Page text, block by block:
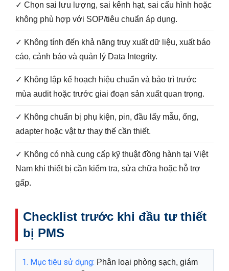
✓ Chọn sai lưu lượng, sai kênh hạt, sai cấu hình hoặc
không phù hợp với SOP/tiêu chuẩn áp dụng.
✓ Không tính đến khả năng truy xuất dữ liệu, xuất báo
cáo, cảnh báo và quản lý Data Integrity.
✓ Không lập kế hoạch hiệu chuẩn và bảo trì trước
mùa audit hoặc trước giai đoạn sản xuất quan trọng.
✓ Không chuẩn bị phụ kiện, pin, đầu lấy mẫu, ống,
adapter hoặc vật tư thay thế cần thiết.
✓ Không có nhà cung cấp kỹ thuật đồng hành tại Việt
Nam khi thiết bị cần kiểm tra, sửa chữa hoặc hỗ trợ
gấp.
Checklist trước khi đầu tư thiết
bị PMS
1. Mục tiêu sử dụng: Phân loại phòng sạch, giám